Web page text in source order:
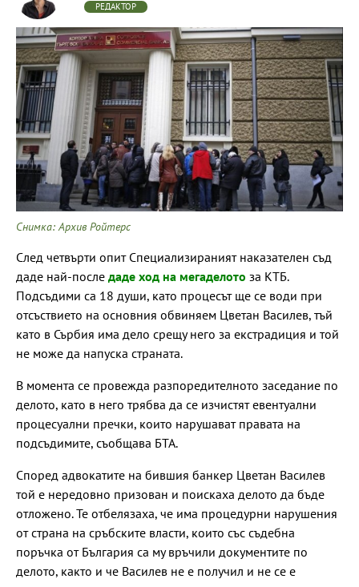
РЕДАКТОР
Снимка: Архив Ройтерс
След четвърти опит Специализираният наказателен съд
даде най-после даде ход на мегаделото за КТБ.
Подсъдими са 18 души, като процесът ще се води при
отсъствието на основния обвиняем Цветан Василев, тъй
като в Сърбия има дело срещу него за екстрадиция и той
не може да напуска страната.
В момента се провежда разпоредителното заседание по
делото, като в него трябва да се изчистят евентуални
процесуални пречки, които нарушават правата на
подсъдимите, съобщава БТА.
Според адвокатите на бившия банкер Цветан Василев
той е нередовно призован и поискаха делото да бъде
отложено. Те отбелязаха, че има процедурни нарушения
от страна на сръбските власти, които със съдебна
поръчка от България са му връчили документите по
делото, както и че Василев не е получил и не се е